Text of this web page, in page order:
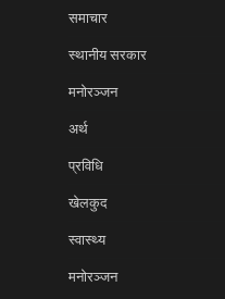
समाचार
स्थानीय सरकार
मनोरञ्जन
अर्थ
प्रविधि
खेलकुद
स्वास्थ्य
मनोरञ्जन